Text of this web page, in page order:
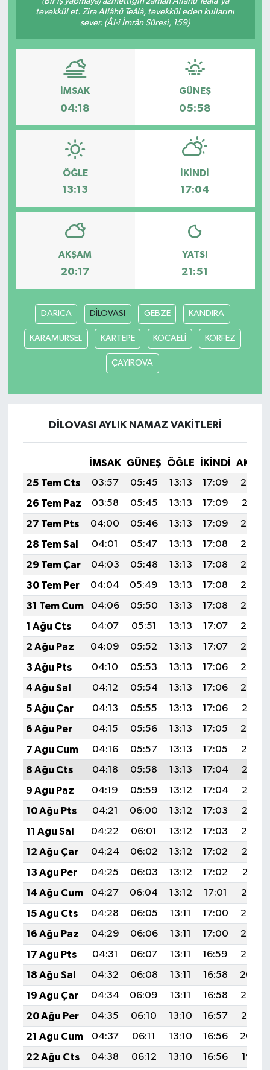
tevekkül et. Zira Allâhü Teâlâ, tevekkül eden kullarını
sever. (Âl-i İmrân Sûresi, 159)
İMSAK
04:18
GÜNEŞ
05:58
ÖĞLE
13:13
İKINDI
17:04
AKŞAM
20:17
YATSI
21:51
DARICA DİLOVASI GEBZE KANDIRA
KARAMÜRSEL KARTEPE KOCAELİ KÖRFEZ
ÇAYIROVA
DİLOVASI AYLIK NAMAZ VAKITLERI
İMSAK GÜNEŞ ÖĞLE İKINDI
25 Tem Cts
03:57 05:45 13:13 17:09
20:32
26 Tem Paz
03:58 05:45 13:13 17:09
20:31
27 Tem Pts
04:00 05:46 13:13 17:09
20:30
28 Tem Sal
04:01 05:47 13:13 17:08
20:30
29 Tem Çar
04:03 05:48 13:13 17:08
20:29
30 Tem Per
04:04 05:49 13:13 17:08
20:28
31 Tem Cum
04:06 05:50 13:13 17:08
20:27
1 Ağu Cts
04:07 05:51 13:13 17:07
20:25
2 Ağu Paz
04:09 05:52 13:13 17:07
20:24
3 Ağu Pts
04:10 05:53 13:13 17:06
20:23
4 Ağu Sal
04:12 05:54 13:13 17:06
20:22
5 Ağu Çar
04:13 05:55 13:13 17:06
20:21
6 Ağu Per
04:15 05:56 13:13 17:05
20:20
7 Ağu Cum
04:16 05:57 13:13 17:05
20:19
8 Ağu Cts
04:18 05:58 13:13 17:04
20:17
9 Ağu Paz
04:19 05:59 13:12 17:04
20:16
10 Ağu Pts
04:21 06:00 13:12 17:03
20:15
11 Ağu Sal
04:22 06:01 13:12 17:03
20:14
12 Ağu Çar
04:24 06:02 13:12 17:02
20:12
13 Ağu Per
04:25 06:03 13:12 17:02
20:11
14 Ağu Cum
04:27 06:04 13:12 17:01
20:10
15 Ağu Cts
04:28 06:05 13:11 17:00
20:08
16 Ağu Paz
04:29 06:06 13:11 17:00
20:07
17 Ağu Pts
04:31 06:07 13:11 16:59
20:05
18 Ağu Sal
04:32 06:08 13:11 16:58
20:04
19 Ağu Çar
04:34 06:09 13:11 16:58
20:03
20 Ağu Per
04:35 06:10 13:10 16:57
20:01
21 Ağu Cum
04:37 06:11 13:10 16:56
20:00
22 Ağu Cts
04:38 06:12 13:10 16:56
19:58
KÜLTÜR SANAT
MAGAZİN
SİYASET
TEKNOLOJİ
VİZYONDAKİLER
YAŞAM